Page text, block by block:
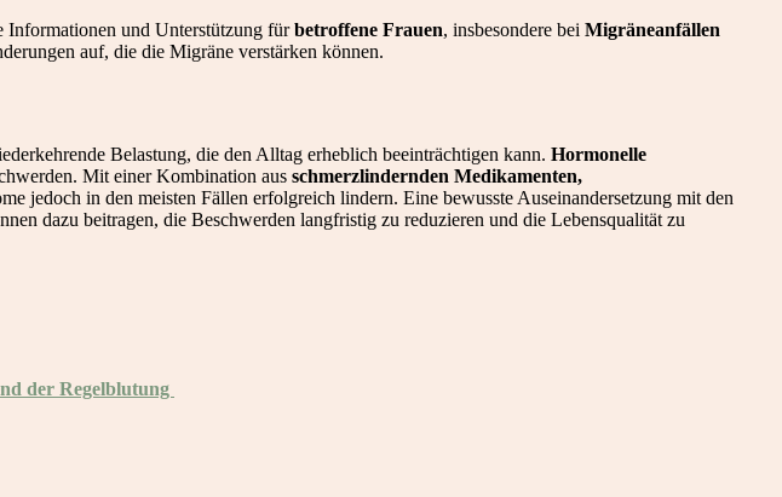
Informationen und Unterstützung fürbetroffene Frauen, insbesondere bei Migräneanfällen
auf, die die Migräne verstärken können.
Belastung, die den Alltag erheblich beeinträchtigen kann. Hormonelle
Mit einer Kombination aus schmerzlindernden Medikamenten,
jedoch in den meisten Fällen erfolgreich lindern. Eine bewusste Auseinandersetzung mit den
dazu beitragen, die Beschwerden langfristig zu reduzieren und die Lebensqualität zu
der Regelblutung